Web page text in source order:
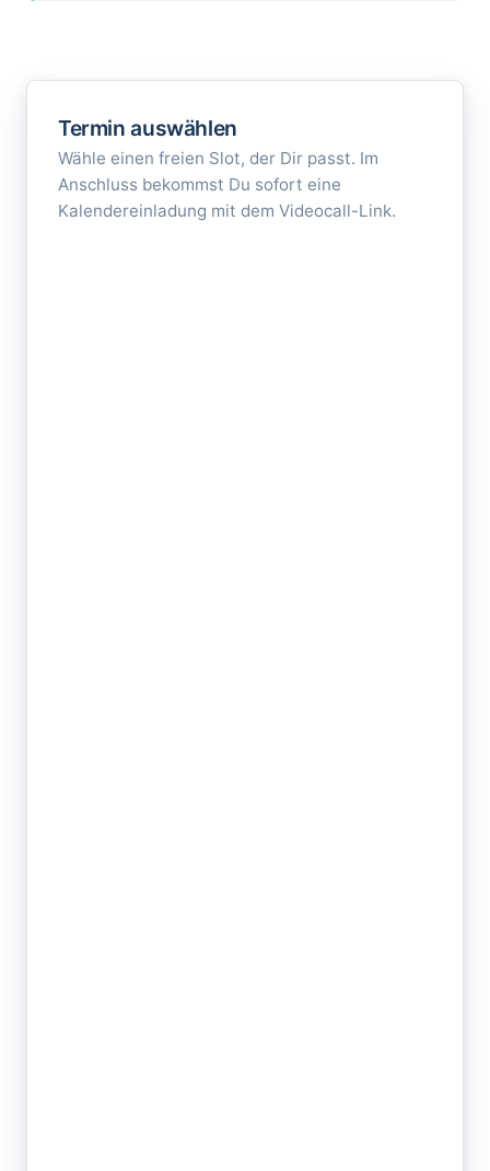
Termin auswählen
Wähle einen freien Slot, der Dir passt. Im
Anschluss bekommst Du sofort eine
Kalendereinladung mit dem Videocall-Link.